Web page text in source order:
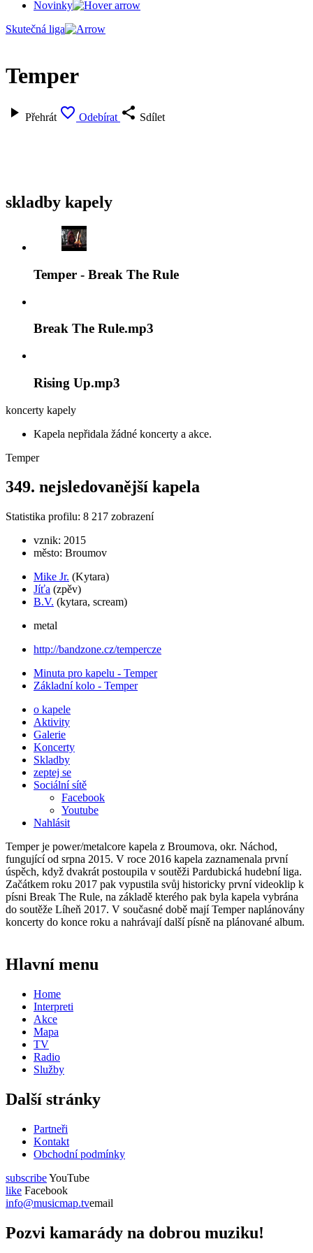
Novinky
Skutečná liga
Temper
 Přehrát  Odebírat  Sdílet
skladby kapely
Temper - Break The Rule
Break The Rule.mp3
Rising Up.mp3
koncerty kapely
Kapela nepřidala žádné koncerty a akce.
Temper
349. nejsledovanější kapela
Statistika profilu: 8 217 zobrazení
vznik: 2015
město: Broumov
Mike Jr. (Kytara)
Jíťa (zpěv)
B.V. (kytara, scream)
metal
http://bandzone.cz/tempercze
Minuta pro kapelu - Temper
Základní kolo - Temper
o kapele
Aktivity
Galerie
Koncerty
Skladby
zeptej se
Sociální sítě
Facebook
Youtube
Nahlásit
Temper je power/metalcore kapela z Broumova, okr. Náchod,
fungující od srpna 2015. V roce 2016 kapela zaznamenala první
úspěch, když dvakrát postoupila v soutěži Pardubická hudební liga.
Začátkem roku 2017 pak vypustila svůj historicky první videoklip k
písni Break The Rule, na základě kterého pak byla kapela vybrána
do soutěže Líheň 2017. V současné době mají Temper naplánovány
koncerty do konce roku a nahrávají další písně na plánované album.
Hlavní menu
Home
Interpreti
Akce
Mapa
TV
Radio
Služby
Další stránky
Partneři
Kontakt
Obchodní podmínky
subscribeYouTube
like Facebook
info@musicmap.tvemail
Pozvi kamarády na dobrou muziku!